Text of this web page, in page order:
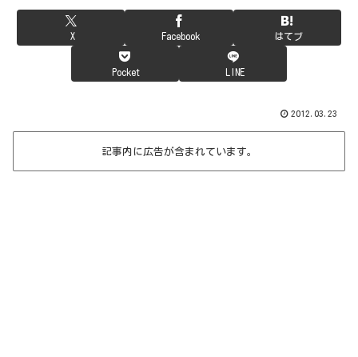
X Facebook はてブ
Pocket LINE
2012.03.23
記事内に広告が含まれています。